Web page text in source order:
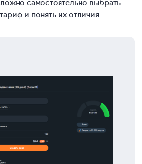
и понять их отличия.